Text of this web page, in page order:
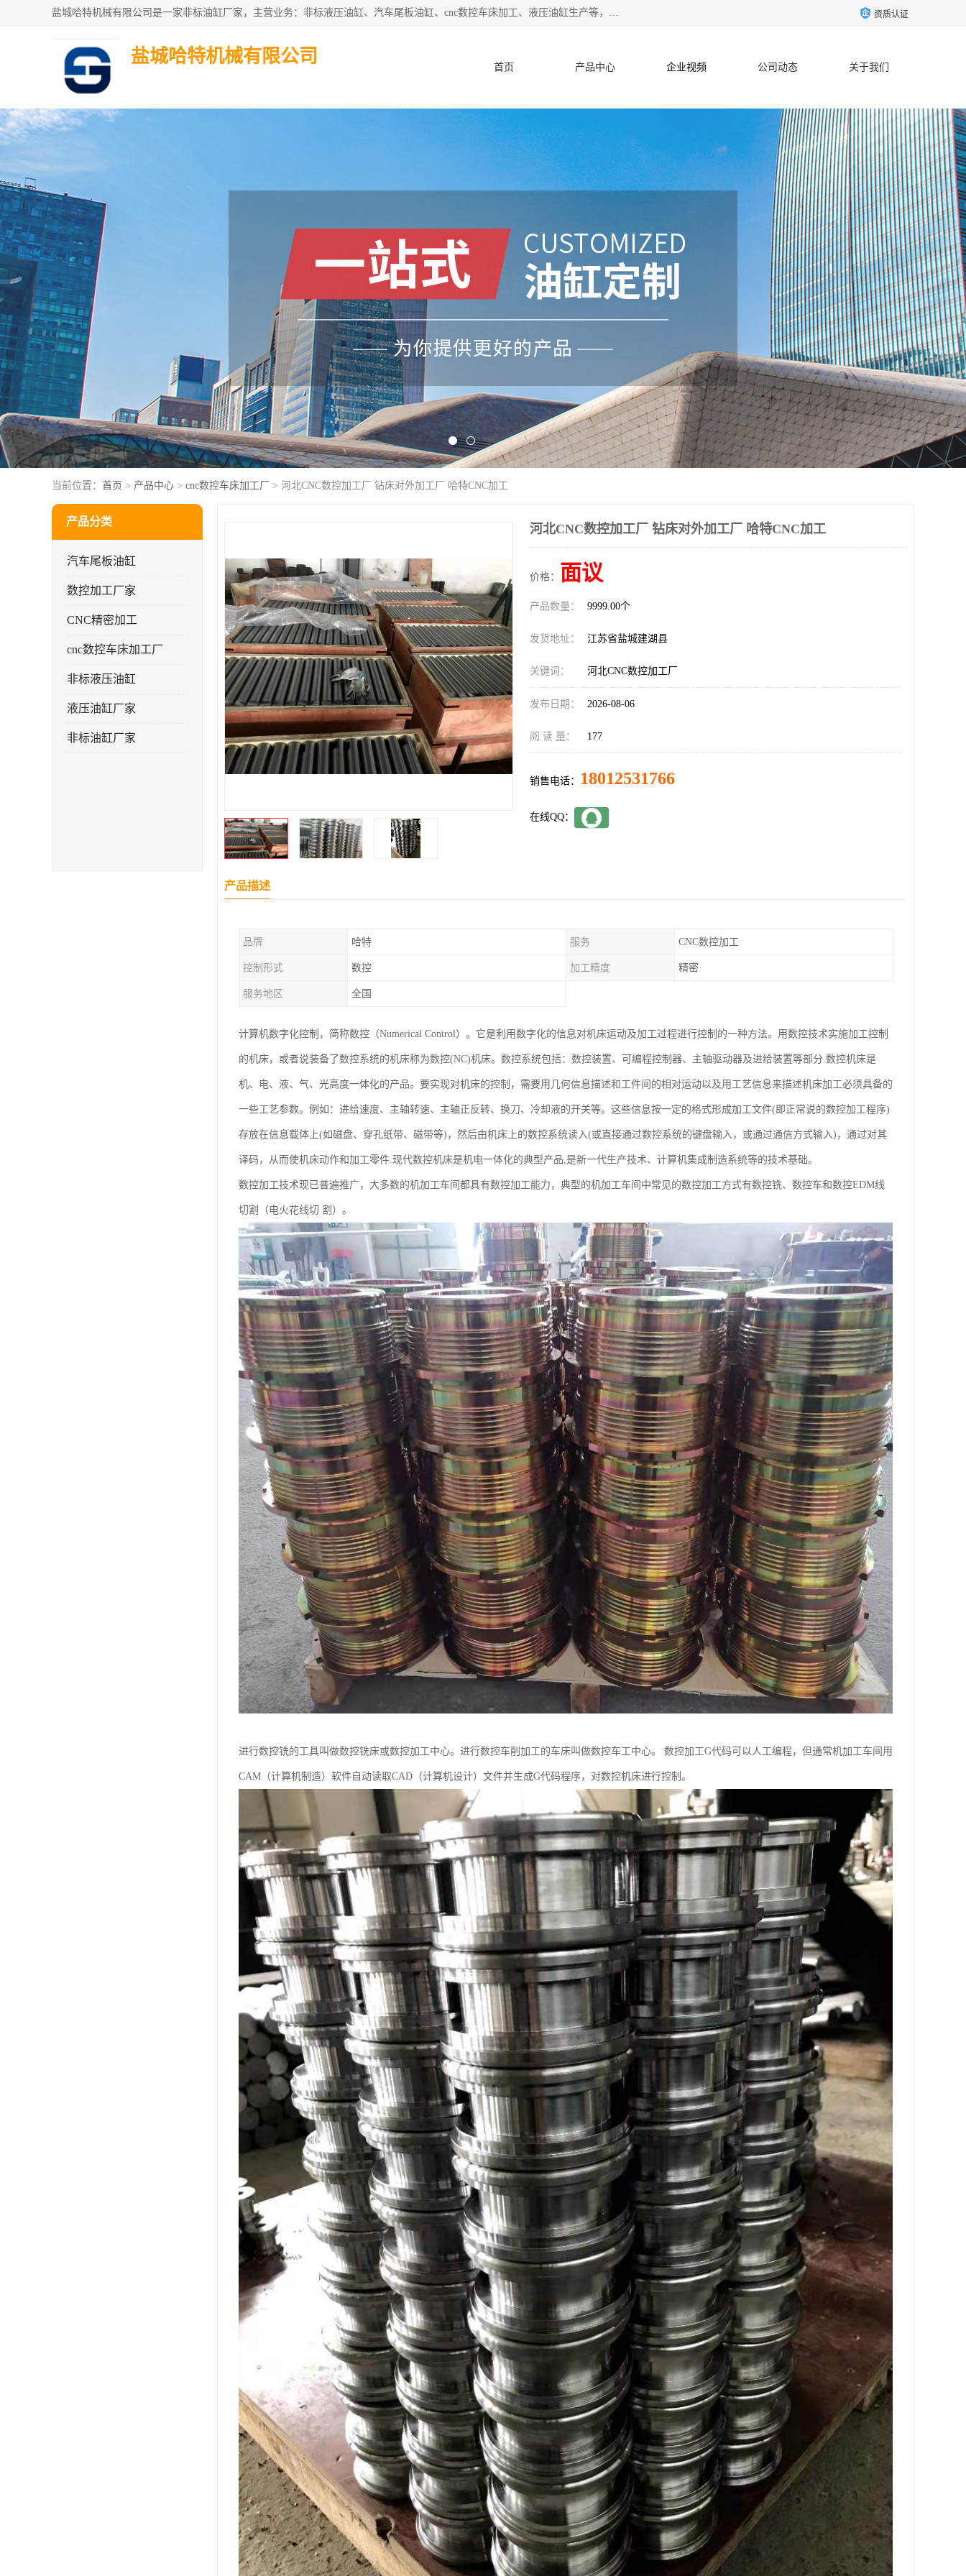
盐城哈特机械有限公司是一家非标油缸厂家，主营业务：非标液压油缸、汽车尾板油缸、cnc数控车床加工、液压油缸生产等，公司已通过了 ISO9000 质、量管理体系认证和 ISO14001、环境管理体系认证,力求成为一家以技术实力著称的多元化机械制造企业。 资质认证
盐城哈特机械有限公司
首页 产品中心 企业视频 公司动态 关于我们
当前位置： 首页 > 产品中心 > cnc数控车床加工厂 > 河北CNC数控加工厂 钻床对外加工厂 哈特CNC加工
产品分类
汽车尾板油缸
数控加工厂家
CNC精密加工
cnc数控车床加工厂
非标液压油缸
液压油缸厂家
非标油缸厂家
河北CNC数控加工厂 钻床对外加工厂 哈特CNC加工
价格： 面议
产品数量： 9999.00个
发货地址： 江苏省盐城建湖县
关键词： 河北CNC数控加工厂
发布日期： 2026-08-06
阅 读 量： 177
销售电话： 18012531766
在线QQ：
产品描述
品牌 哈特 服务 CNC数控加工
控制形式 数控 加工精度 精密
服务地区 全国
计算机数字化控制，简称数控（Numerical Control）。它是利用数字化的信息对机床运动及加工过程进行控制的一种方法。用数控技术实施加工控制
的机床，或者说装备了数控系统的机床称为数控(NC)机床。数控系统包括：数控装置、可编程控制器、主轴驱动器及进给装置等部分.数控机床是
机、电、液、气、光高度一体化的产品。要实现对机床的控制，需要用几何信息描述和工件间的相对运动以及用工艺信息来描述机床加工必须具备的
一些工艺参数。例如：进给速度、主轴转速、主轴正反转、换刀、冷却液的开关等。这些信息按一定的格式形成加工文件(即正常说的数控加工程序)
存放在信息载体上(如磁盘、穿孔纸带、磁带等)，然后由机床上的数控系统读入(或直接通过数控系统的键盘输入，或通过通信方式输入)，通过对其
译码，从而使机床动作和加工零件.现代数控机床是机电一体化的典型产品,是新一代生产技术、计算机集成制造系统等的技术基础。
数控加工技术现已普遍推广，大多数的机加工车间都具有数控加工能力，典型的机加工车间中常见的数控加工方式有数控铣、数控车和数控EDM线
切割（电火花线切 割）。
进行数控铣的工具叫做数控铣床或数控加工中心。进行数控车削加工的车床叫做数控车工中心。 数控加工G代码可以人工编程，但通常机加工车间用
CAM（计算机制造）软件自动读取CAD（计算机设计）文件并生成G代码程序，对数控机床进行控制。